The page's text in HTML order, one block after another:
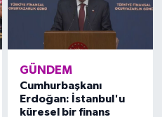
GÜNDEM
Cumhurbaşkanı
Erdoğan: İstanbul'u
küresel bir finans